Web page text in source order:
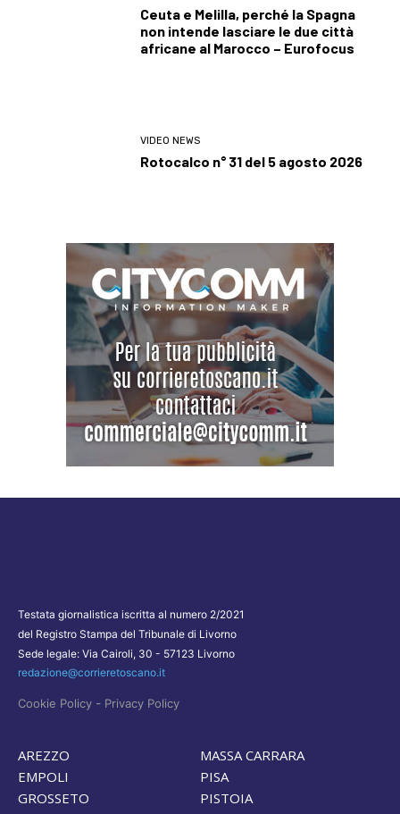
Ceuta e Melilla, perché la Spagna
non intende lasciare le due città
africane al Marocco – Eurofocus
VIDEO NEWS
Rotocalco n° 31 del 5 agosto 2026
Testata giornalistica iscritta al numero 2/2021
del Registro Stampa del Tribunale di Livorno
Sede legale: Via Cairoli, 30 - 57123 Livorno
redazione@corrieretoscano.it
Cookie Policy - Privacy Policy
AREZZO
EMPOLI
GROSSETO
MASSA CARRARA
PISA
PISTOIA